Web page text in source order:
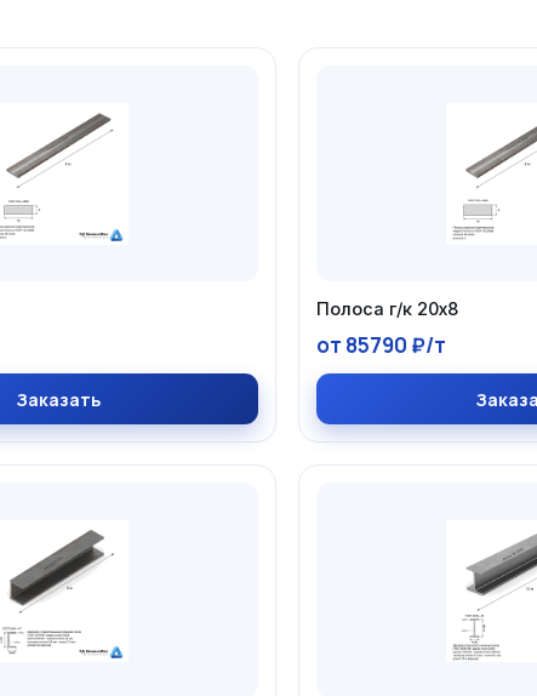
Заказать
Полоса г/к 20х8
от 85790 ₽/т